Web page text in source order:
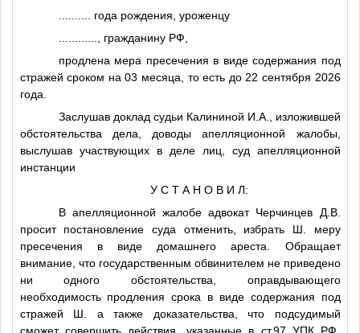
года рождения, уроженцу
, гражданину РФ,
продлена мера пресечения в виде содержания под
стражей сроком на 03 месяца, то есть до 22 сентября 2026
года.
Заслушав доклад судьи Калининой И.А., изложившей
обстоятельства дела, доводы апелляционной жалобы,
выслушав участвующих в деле лиц, суд апелляционной
инстанции
У С Т А Н О В И Л:
В апелляционной жалобе адвокат Черчинцев Д.В.
просит постановление суда отменить, избрать Ш.
меру
пресечения в виде домашнего ареста. Обращает
внимание, что государственным обвинителем не приведено
ни одного обстоятельства, оправдывающего
необходимость продления срока в виде содержания под
стражей Ш.
а также доказательства, что подсудимый